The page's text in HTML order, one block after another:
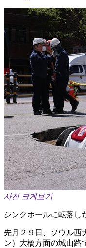
사진 크게보기
シンクホールに転落し
先月２９日、ソウル西
ン）大橋方面の城山路